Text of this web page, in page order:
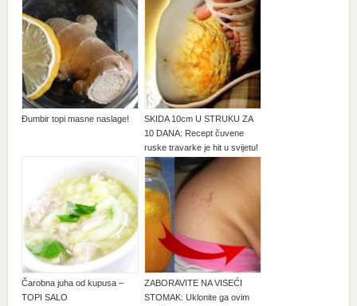
Đumbir topi masne naslage!
SKIDA 10cm U STRUKU ZA
10 DANA: Recept čuvene
ruske travarke je hit u svijetu!
Čarobna juha od kupusa –
TOPI SALO
ZABORAVITE NA VISEĆI
STOMAK: Uklonite ga ovim